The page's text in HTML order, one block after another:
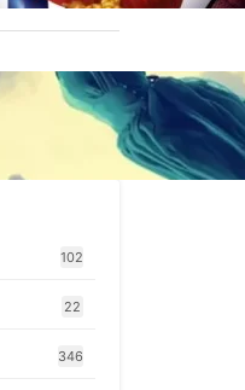
Ce
Repetate
102
22
346